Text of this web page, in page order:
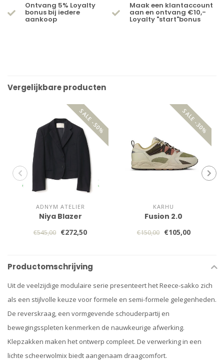
Ontvang 5% Loyalty
bonus bij iedere
aankoop
Maak een klantaccount
aan en ontvang €10,-
Loyalty "start"bonus
Vergelijkbare producten
SALE -50%
ADNYM ATELIER
Niya Blazer
€545,00 €272,50
SALE -30%
KARHU
Fusion 2.0
€150,00 €105,00
Productomschrijving
Uit de veelzijdige modulaire serie presenteert het Reece-sakko zich
als een stijlvolle keuze voor formele en semi-formele gelegenheden.
De reverskraag, een vormgevende schouderpartij en
bewegingsspleten kenmerken de nauwkeurige afwerking.
Klepzakken maken het ontwerp compleet. De verwerking in een
lichte scheerwolmix biedt aangenaam draagcomfort.